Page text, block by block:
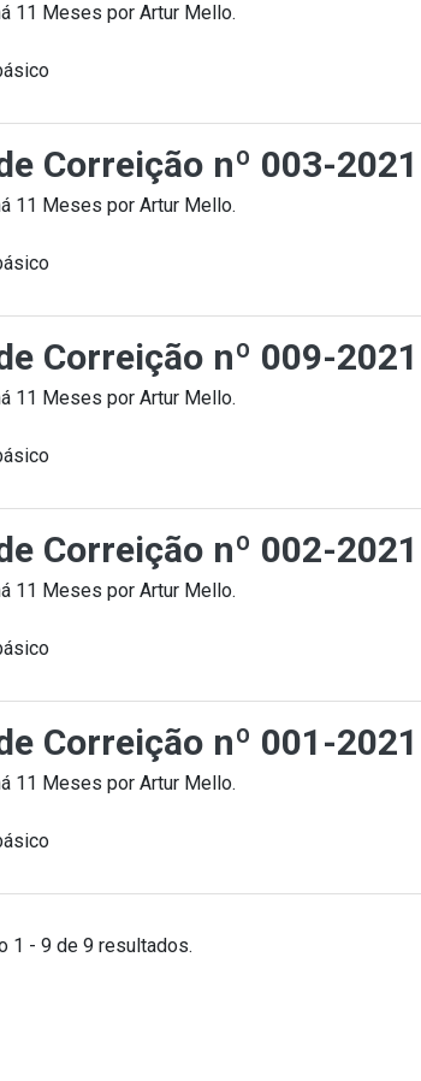
11 Meses por Artur Mello.
Correição nº 003-2021
11 Meses por Artur Mello.
Correição nº 009-2021
11 Meses por Artur Mello.
Correição nº 002-2021
11 Meses por Artur Mello.
Correição nº 001-2021
11 Meses por Artur Mello.
1 - 9 de 9 resultados.